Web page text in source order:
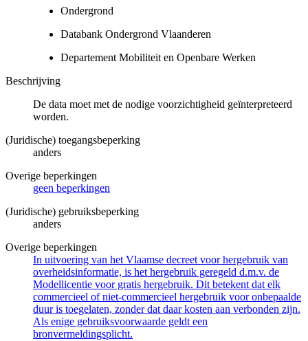
Ondergrond
Databank Ondergrond Vlaanderen
Departement Mobiliteit en Openbare Werken
Beschrijving
De data moet met de nodige voorzichtigheid geïnterpreteerd
worden.
(Juridische) toegangsbeperking
anders
Overige beperkingen
geen beperkingen
(Juridische) gebruiksbeperking
anders
Overige beperkingen
In uitvoering van het Vlaamse decreet voor hergebruik van
overheidsinformatie, is het hergebruik geregeld d.m.v. de
Modellicentie voor gratis hergebruik. Dit betekent dat elk
commercieel of niet-commercieel hergebruik voor onbepaalde
duur is toegelaten, zonder dat daar kosten aan verbonden zijn.
Als enige gebruiksvoorwaarde geldt een
bronvermeldingsplicht.